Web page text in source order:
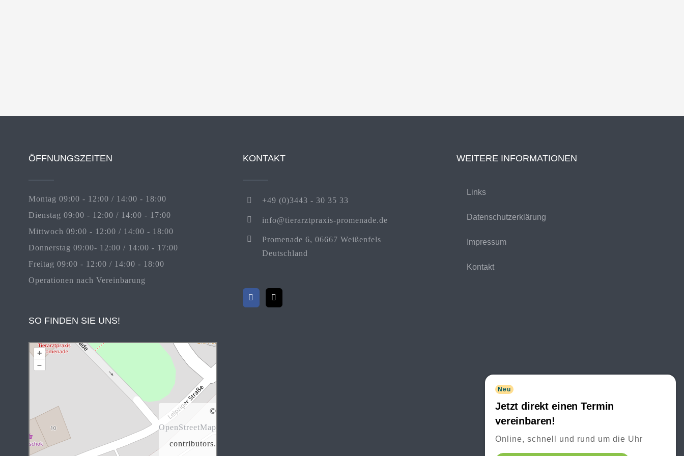
Neu
Jetzt direkt einen Termin
vereinbaren!
Online, schnell und rund um die Uhr
ÖFFNUNGSZEITEN
Montag 09:00 - 12:00 / 14:00 - 18:00
Dienstag 09:00 - 12:00 / 14:00 - 17:00
Mittwoch 09:00 - 12:00 / 14:00 - 18:00
Donnerstag 09:00- 12:00 / 14:00 - 17:00
Freitag 09:00 - 12:00 / 14:00 - 18:00
Operationen nach Vereinbarung
SO FINDEN SIE UNS!
+
–
©
OpenStreetMap
contributors.
KONTAKT
+49 (0)3443 - 30 35 33
info@tierarztpraxis-promenade.de
Promenade 6, 06667 Weißenfels
Deutschland
WEITERE INFORMATIONEN
Links
Datenschutzerklärung
Impressum
Kontakt